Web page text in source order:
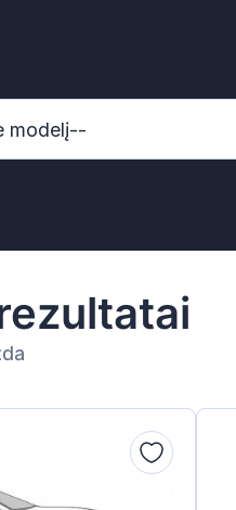
modelį--